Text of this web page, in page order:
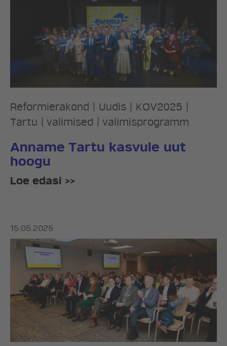
Reformierakond Uudis KOV2025
Tartu
valimised valimisprogramm
Anname Tartu kasvule uut
hoogu
Loe edasi >>
15.05.2025